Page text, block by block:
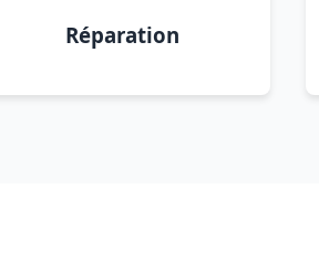
Réparation